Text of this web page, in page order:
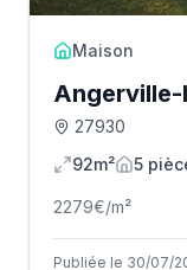
Maison
Angerville-
27930
92m²
5
2279€/m²
Publiée le 30/07/